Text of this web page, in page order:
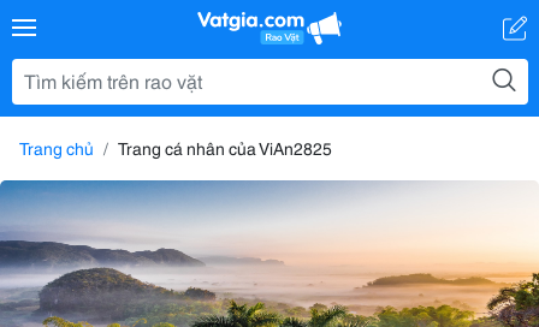
Trang chủ Trang cá nhân của ViAn2825